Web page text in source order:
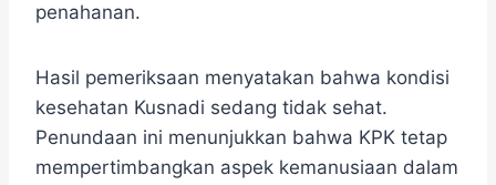
penahanan.
Hasil pemeriksaan menyatakan bahwa kondisi
kesehatan Kusnadi sedang tidak sehat.
Penundaan ini menunjukkan bahwa KPK tetap
mempertimbangkan aspek kemanusiaan dalam